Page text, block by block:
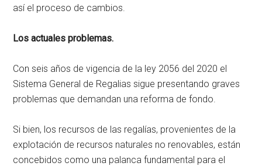
así el proceso de cambios.
Los actuales problemas.
Con seis años de vigencia de la ley 2056 del 2020 el
Sistema General de Regalias sigue presentando graves
problemas que demandan una reforma de fondo.
Si bien, los recursos de las regalías, provenientes de la
explotación de recursos naturales no renovables, están
concebidos como una palanca fundamental para el